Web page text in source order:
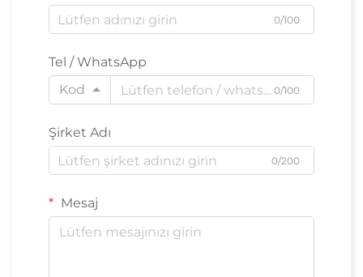
0/100
Tel / WhatsApp
Kod
0/100
Şirket Adı
0/200
Mesaj